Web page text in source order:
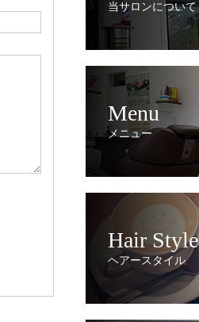
当サロンについて
Menu
メニュー
Hair Style
ヘアースタイル